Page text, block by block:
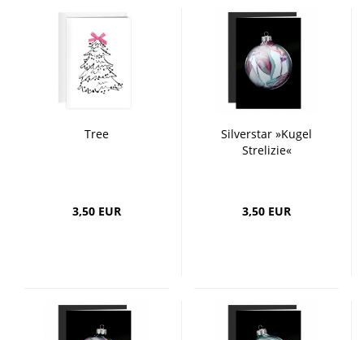
Tree
3,50 EUR
Silverstar »Kugel
Strelizie«
3,50 EUR